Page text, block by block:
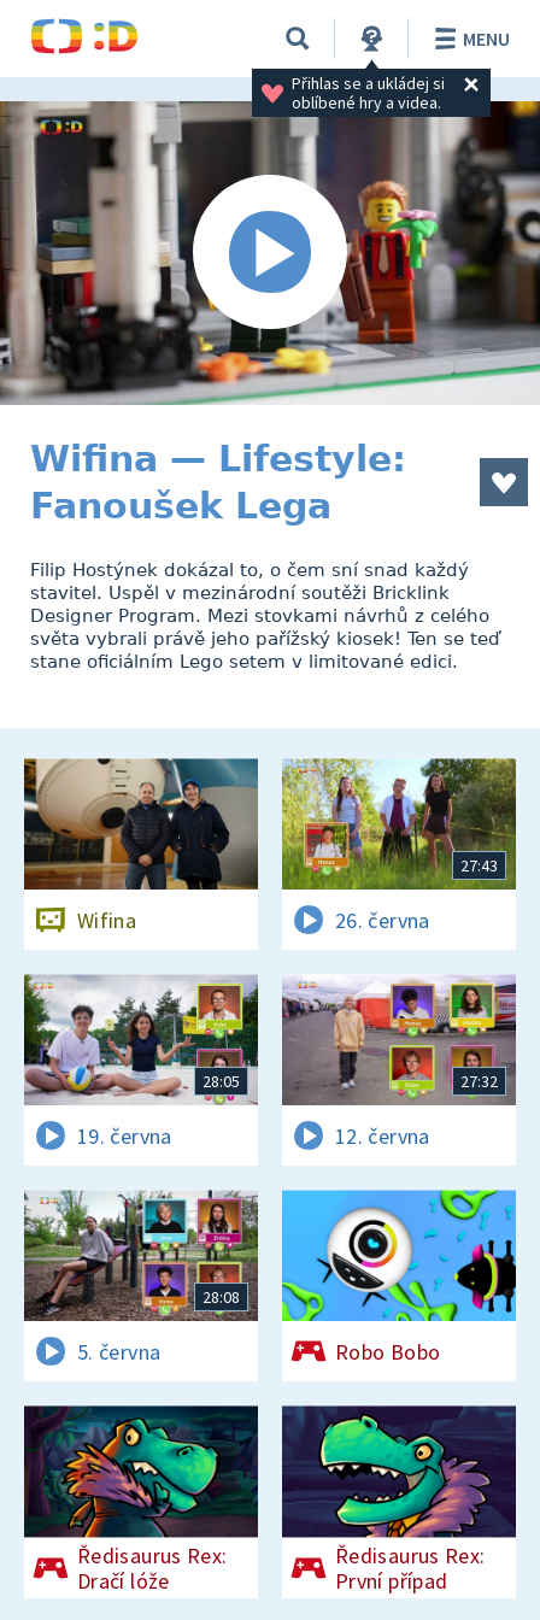
Přihlas se a ukládej si
oblíbené hry a videa.
MENU
Wifina — Lifestyle:
Fanoušek Lega
Filip Hostýnek dokázal to, o čem sní snad každý
stavitel. Uspěl v mezinárodní soutěži Bricklink
Designer Program. Mezi stovkami návrhů z celého
světa vybrali právě jeho pařížský kiosek! Ten se teď
stane oficiálním Lego setem v limitované edici.
Wifina
27:43
26. června
28:05
19. června
27:32
12. června
28:08
5. června Robo Bobo
Ředisaurus Rex:
Dračí lóže
Ředisaurus Rex:
První případ